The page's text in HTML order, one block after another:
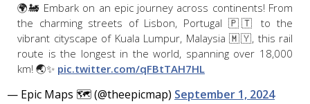
🌍🚂 Embark on an epic journey across continents! From
the charming streets of Lisbon, Portugal 🇵🇹 to the
vibrant cityscape of Kuala Lumpur, Malaysia 🇲🇾, this rail
route is the longest in the world, spanning over 18,000
km! 🌏✨ pic.twitter.com/qFBtTAH7HL
— Epic Maps 🗺️ (@theepicmap) September 1, 2024